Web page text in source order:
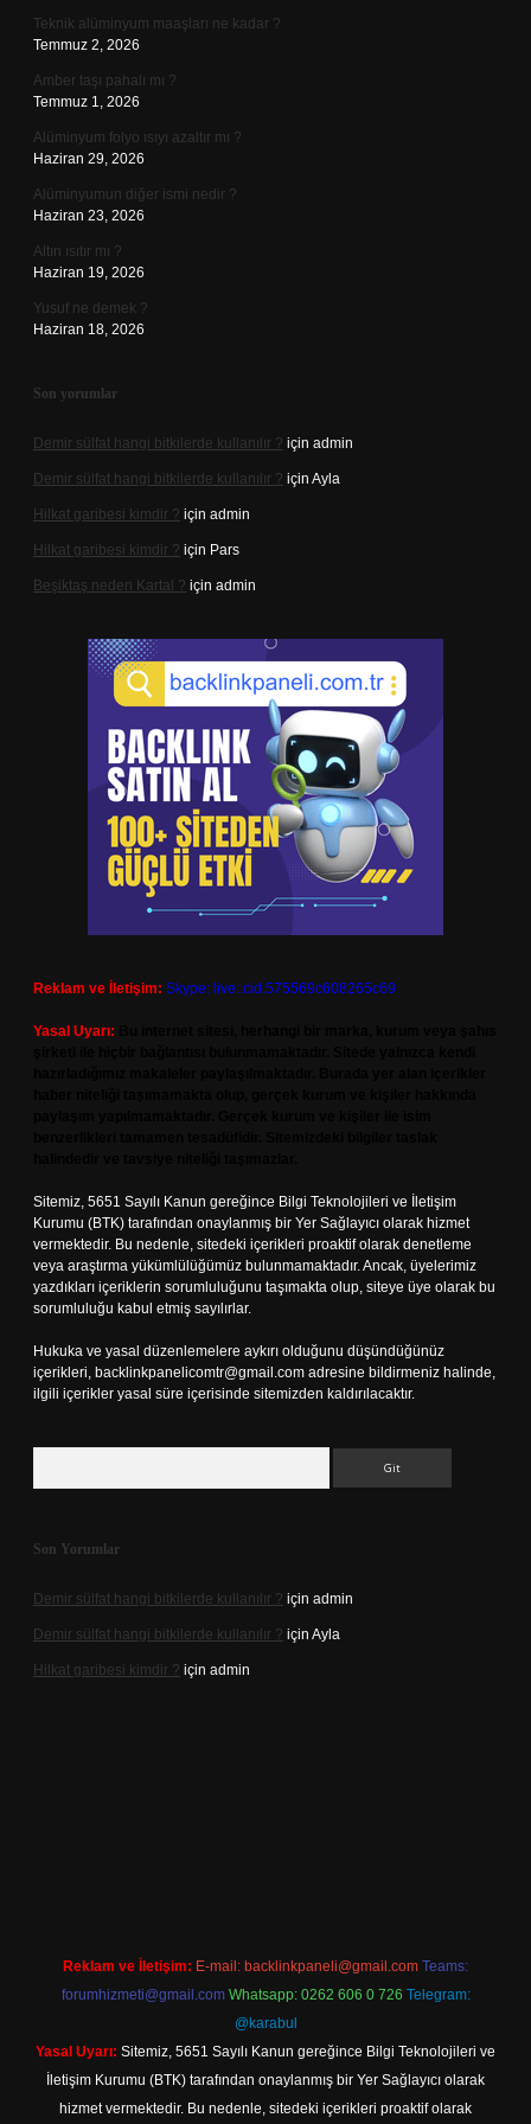
Teknik alüminyum maaşları ne kadar ?
Temmuz 2, 2026
Amber taşı pahalı mı ?
Temmuz 1, 2026
Alüminyum folyo ısıyı azaltır mı ?
Haziran 29, 2026
Alüminyumun diğer ismi nedir ?
Haziran 23, 2026
Altın ısıtır mı ?
Haziran 19, 2026
Yusuf ne demek ?
Haziran 18, 2026
Son yorumlar
Demir sülfat hangi bitkilerde kullanılır ? için admin
Demir sülfat hangi bitkilerde kullanılır ? için Ayla
Hilkat garibesi kimdir ? için admin
Hilkat garibesi kimdir ? için Pars
Beşiktaş neden Kartal ? için admin
Reklam ve İletişim: Skype: live:.cid.575569c608265c69
Yasal Uyarı:
Sitemiz, 5651 Sayılı Kanun gereğince Bilgi Teknolojileri ve İletişim
Kurumu (BTK) tarafından onaylanmış bir Yer Sağlayıcı olarak hizmet
vermektedir. Bu nedenle, sitedeki içerikleri proaktif olarak denetleme
veya araştırma yükümlülüğümüz bulunmamaktadır. Ancak, üyelerimiz
yazdıkları içeriklerin sorumluluğunu taşımakta olup, siteye üye olarak bu
sorumluluğu kabul etmiş sayılırlar.
Hukuka ve yasal düzenlemelere aykırı olduğunu düşündüğünüz
içerikleri, backlinkpanelicomtr@gmail.com adresine bildirmeniz halinde,
ilgili içerikler yasal süre içerisinde sitemizden kaldırılacaktır.
Son Yorumlar
Demir sülfat hangi bitkilerde kullanılır ? için admin
Demir sülfat hangi bitkilerde kullanılır ? için Ayla
Hilkat garibesi kimdir ? için admin
Reklam ve İletişim: E-mail: backlinkpaneli@gmail.com Teams:
forumhizmeti@gmail.com Whatsapp: 0262 606 0 726 Telegram:
@karabul
Yasal Uyarı: Sitemiz, 5651 Sayılı Kanun gereğince Bilgi Teknolojileri ve
İletişim Kurumu (BTK) tarafından onaylanmış bir Yer Sağlayıcı olarak
hizmet vermektedir. Bu nedenle, sitedeki içerikleri proaktif olarak